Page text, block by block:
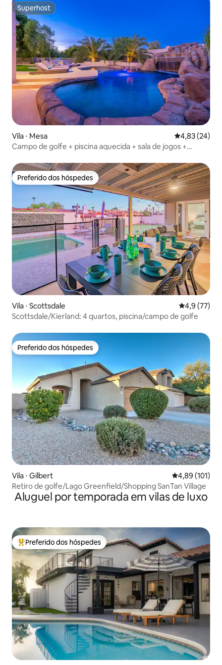
Superhost
Superhost
Vila ⋅ Mesa 4,83 de uma
4,83 (24)
Campo de golfe + piscina aquecida + sala de jogos +
Preferido dos hóspedes
Preferido dos hóspedes
Vila ⋅ Scottsdale 4,9 de uma
4,9 (77)
Scottsdale/Kierland: 4 quartos, piscina/campo de golfe
Preferido dos hóspedes
Preferido dos hóspedes
Vila ⋅ Gilbert 4,89 de uma
4,89 (101)
Retiro de golfe/Lago Greenfield/Shopping SanTan Village
Aluguel por temporada em vilas de luxo
Entre os melhores preferidos dos hóspedes
Preferido dos hóspedes